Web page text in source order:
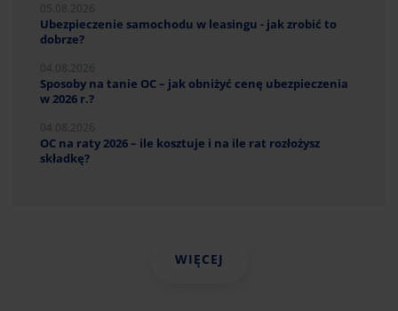
Ubezpieczenie samochodu w leasingu - jak zrobić to
dobrze?
Sposoby na tanie OC – jak obniżyć cenę ubezpieczenia
w 2026 r.?
OC na raty 2026 – ile kosztuje i na ile rat rozłożysz
składkę?
WIĘCEJ